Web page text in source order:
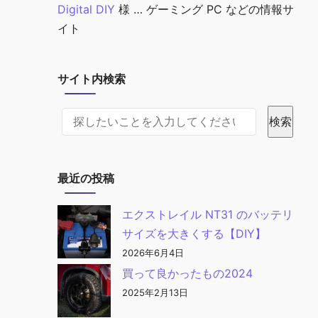
Digital DIY 様 … ゲーミング PC などの情報サ
イト
サイト内検索
サイト内検索 検索
最近の投稿
エクストレイル NT31 のバッテリ
サイズを大きくする【DIY】
2026年6月4日
買って良かったもの2024
2025年2月13日